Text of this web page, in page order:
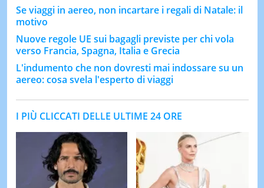
Se viaggi in aereo, non incartare i regali di Natale: il
motivo
Nuove regole UE sui bagagli previste per chi vola
verso Francia, Spagna, Italia e Grecia
L'indumento che non dovresti mai indossare su un
aereo: cosa svela l'esperto di viaggi
I PIÙ CLICCATI DELLE ULTIME 24 ORE